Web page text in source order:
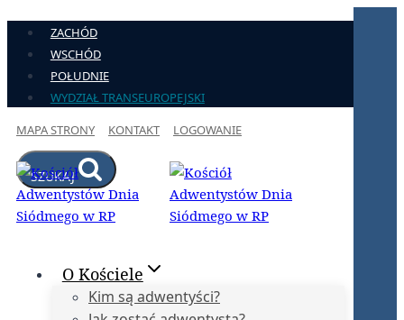
Przejdź
treści
ZACHÓD
WSCHÓD
POŁUDNIE
WYDZIAŁ TRANSEUROPEJSKI
MAPA STRONY
KONTAKT LOGOWANIE
SZUKAJ
O Kościele
Kim są adwentyści?